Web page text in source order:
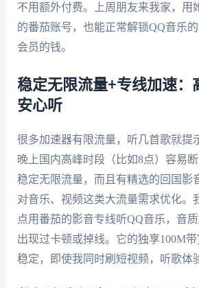
不用额外付费。上周朋友来我家，用
的番茄账号，也能正常解锁QQ音乐
会员的钱。
稳定无限流量+专线加速：
安心听
很多加速器有限流量，听几首歌就提
晚上国内高峰时段（比如8点）容易断
稳定无限流量，而且有精选的回国
对音乐、视频这类大流量需求优化。
点用番茄的影音专线听QQ音乐，音
出现过卡顿或掉线。它的独享100M
稳定，即使我同时刷短视频，听歌体